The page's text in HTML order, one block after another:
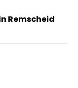
Remscheid